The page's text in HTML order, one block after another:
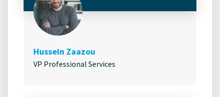
Hussein Zaazou
VP Professional Services